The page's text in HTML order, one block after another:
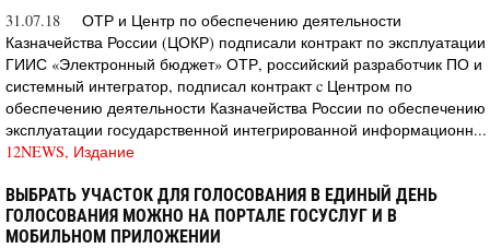
31.07.18
ОТР и Центр по обеспечению деятельности
Казначейства России (ЦОКР) подписали контракт по эксплуатации
ГИИС «Электронный бюджет» ОТР, российский разработчик ПО и
системный интегратор, подписал контракт c Центром по
обеспечению деятельности Казначейства России по обеспечению
эксплуатации государственной интегрированной информационн...
12NEWS, Издание
ВЫБРАТЬ УЧАСТОК ДЛЯ ГОЛОСОВАНИЯ В ЕДИНЫЙ ДЕНЬ
ГОЛОСОВАНИЯ МОЖНО НА ПОРТАЛЕ ГОСУСЛУГ И В
МОБИЛЬНОМ ПРИЛОЖЕНИИ